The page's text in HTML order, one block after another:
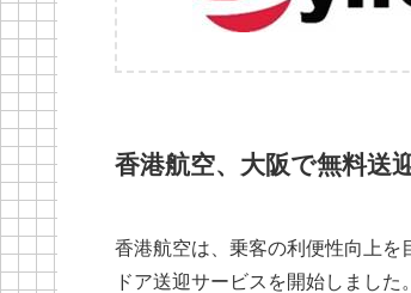
香港航空、大阪で無料送
香港航空は、乗客の利便性向上を
ドア送迎サービスを開始しまし